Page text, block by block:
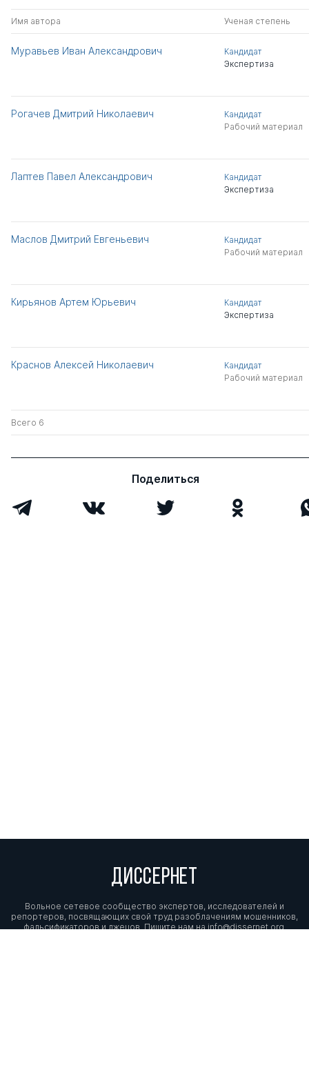
Имя автора Ученая степень
Муравьев Иван Александрович
Кандидат
Экспертиза
Рогачев Дмитрий Николаевич
Кандидат
Рабочий материал
Лаптев Павел Александрович
Кандидат
Экспертиза
Маслов Дмитрий Евгеньевич
Кандидат
Рабочий материал
Кирьянов Артем Юрьевич
Кандидат
Экспертиза
Краснов Алексей Николаевич
Кандидат
Рабочий материал
Всего 6
Поделиться
ДИССЕРНЕТ
Вольное сетевое сообщество экспертов, исследователей и
репортеров, посвящающих свой труд разоблачениям мошенников,
фальсификаторов и лжецов. Пишите нам наinfo@dissernet.org.